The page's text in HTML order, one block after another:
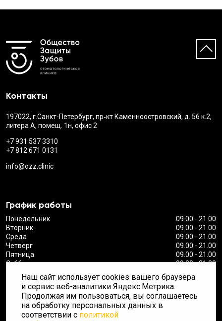
Наш сайт использует cookies вашего браузера
и сервис веб-аналитики Яндекс.Метрика.
Продолжая им пользоваться, вы соглашаетесь
на обработку персональных данных в
соответствии с политикой
Лицензия на осуществление медицинской
Контакты
197022, г.Санкт-Петербург, пр‑кт Каменноостровский, д. 56 к.2,
литера А, помещ. 1н, офис 2
+7 931 537 3310
+7 812 671 0131
info@ozz.clinic
График работы
Понедельник
09.00 - 21.00
Вторник
09.00 - 21.00
Среда
09.00 - 21.00
Четверг
09.00 - 21.00
Пятница
09.00 - 21.00
Суббота
09.00 - 21.00
Воскресенье